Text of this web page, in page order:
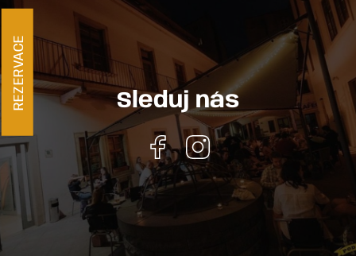
REZERVACE Sleduj nás